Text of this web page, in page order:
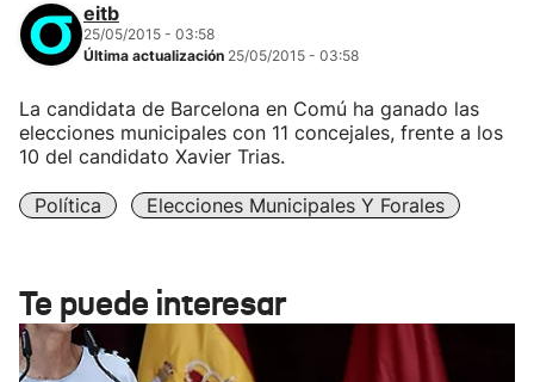
eitb
25/05/2015 - 03:58
Última actualización 25/05/2015 - 03:58
La candidata de Barcelona en Comú ha ganado las
elecciones municipales con 11 concejales, frente a los
10 del candidato Xavier Trias.
Política Elecciones Municipales Y Forales
Te puede interesar